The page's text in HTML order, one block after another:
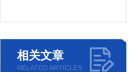
相关文章
RELATED ARTICLES